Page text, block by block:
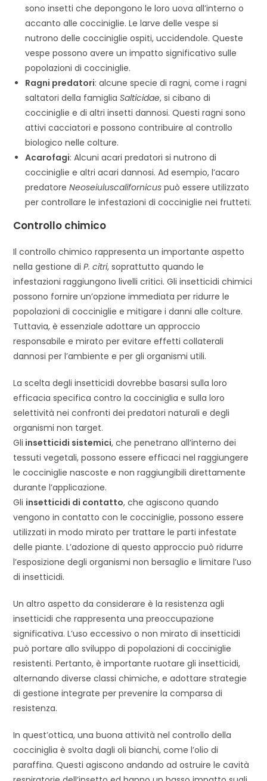
sono insetti che depongono le loro uova all’interno o
accanto alle cocciniglie. Le larve delle vespe si
nutrono delle cocciniglie ospiti, uccidendole. Queste
vespe possono avere un impatto significativo sulle
popolazioni di cocciniglie.
Ragni predatori: alcune specie di ragni, come i ragni
saltatori della famigliaSalticidae, si cibano di
cocciniglie e di altri insetti dannosi. Questi ragni sono
attivi cacciatori e possono contribuire al controllo
biologico nelle colture.
Acarofagi: Alcuni acari predatori si nutrono di
cocciniglie e altri acari dannosi. Ad esempio, l’acaro
predatoreNeoseiuluscalifornicus può essere utilizzato
per controllare le infestazioni di cocciniglie nei frutteti.
Controllo chimico
Il controllo chimico rappresenta un importante aspetto
nella gestione diP. citri, soprattutto quando le
infestazioni raggiungono livelli critici. Gli insetticidi chimici
possono fornire un’opzione immediata per ridurre le
popolazioni di cocciniglie e mitigare i danni alle colture.
Tuttavia, è essenziale adottare un approccio
responsabile e mirato per evitare effetti collaterali
dannosi per l’ambiente e per gli organismi utili.
La scelta degli insetticidi dovrebbe basarsi sulla loro
efficacia specifica contro la cocciniglia e sulla loro
selettività nei confronti dei predatori naturali e degli
organismi non target.
Gli insetticidi sistemici, che penetrano all’interno dei
tessuti vegetali, possono essere efficaci nel raggiungere
le cocciniglie nascoste e non raggiungibili direttamente
durante l’applicazione.
Gli insetticidi di contatto, che agiscono quando
vengono in contatto con le cocciniglie, possono essere
utilizzati in modo mirato per trattare le parti infestate
delle piante. L’adozione di questo approccio può ridurre
l’esposizione degli organismi non bersaglio e limitare l’uso
di insetticidi.
Un altro aspetto da considerare è la resistenza agli
insetticidi che rappresenta una preoccupazione
significativa. L’uso eccessivo o non mirato di insetticidi
può portare allo sviluppo di popolazioni di cocciniglie
resistenti. Pertanto, è importante ruotare gli insetticidi,
alternando diverse classi chimiche, e adottare strategie
di gestione integrate per prevenire la comparsa di
resistenza.
In quest’ottica, una buona attività nel controllo della
cocciniglia è svolta dagli oli bianchi, come l’olio di
paraffina. Questi agiscono andando ad ostruire le cavità